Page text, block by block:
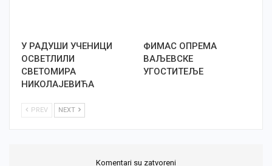
У РАДУШИ УЧЕНИЦИ
ОСВЕТЛИЛИ
СВЕТОМИРА
НИКОЛАЈЕВИЋА
ФИМАС ОПРЕМА
ВАЉЕВСКЕ
УГОСТИТЕЉЕ
PREV NEXT
Komentari su zatvoreni